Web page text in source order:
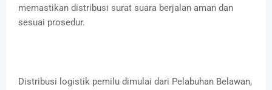
memastikan distribusi surat suara berjalan aman dan
sesuai prosedur.
Distribusi logistik pemilu dimulai dari Pelabuhan Belawan,